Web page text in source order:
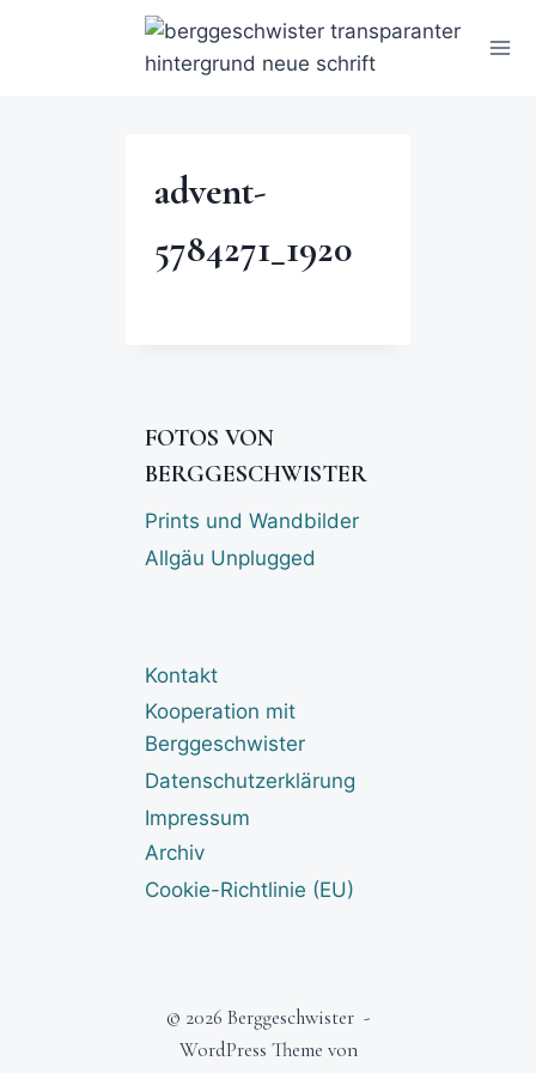
advent-
5784271_1920
FOTOS VON
BERGGESCHWISTER
Prints und Wandbilder
Allgäu Unplugged
Kontakt
Kooperation mit
Berggeschwister
Datenschutzerklärung
Impressum
Archiv
Cookie-Richtlinie (EU)
© 2026 Berggeschwister -
WordPress Theme von